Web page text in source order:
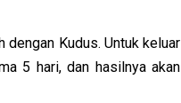
dengan Kudus. Untuk keluar
5 hari, dan hasilnya akan